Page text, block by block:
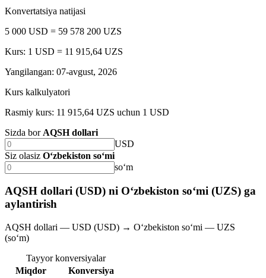
Konvertatsiya natijasi
5 000 USD = 59 578 200 UZS
Kurs: 1 USD = 11 915,64 UZS
Yangilangan: 07-avgust, 2026
Kurs kalkulyatori
Rasmiy kurs: 11 915,64 UZS uchun 1 USD
Sizda bor AQSH dollari
USD
Siz olasiz O‘zbekiston so‘mi
soʻm
AQSH dollari (USD) ni O‘zbekiston so‘mi (UZS) ga
aylantirish
AQSH dollari — USD (USD) → O‘zbekiston so‘mi — UZS
(soʻm)
Tayyor konversiyalar
Miqdor
Konversiya